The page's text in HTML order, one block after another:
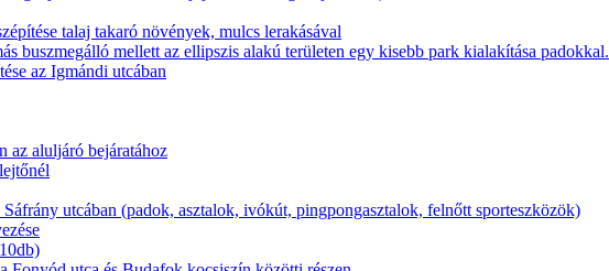
talaj takaró növények, mulcs lerakásával
buszmegálló mellett az ellipszis alakú területen egy kisebb park kialakítása padokkal.
az Igmándi utcában
az aluljáró bejáratához
utcában (padok, asztalok, ivókút, pingpongasztalok, felnőtt sporteszközök)